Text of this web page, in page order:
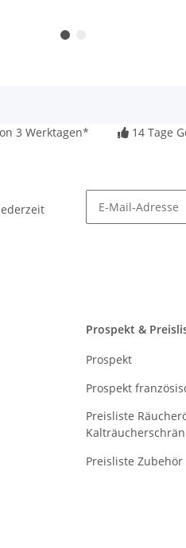
3 Werktagen* 14 Tage
Prospekt &
Prospekt
Prospekt
Preisliste
Preisliste Zubehör